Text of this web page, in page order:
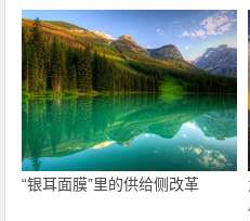
“银耳面膜”里的供给侧改革